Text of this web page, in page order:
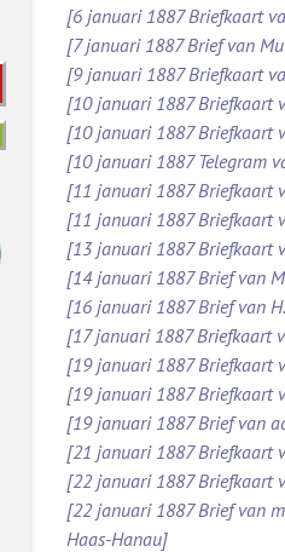
[6 januari 1887 Briefkaart
[7 januari 1887 Brief van
[9 januari 1887 Briefkaart
[10 januari 1887 Briefkaart
[10 januari 1887 Briefkaart
[10 januari 1887 Telegram
[11 januari 1887 Briefkaart
[11 januari 1887 Briefkaart
[13 januari 1887 Briefkaart
[14 januari 1887 Brief van
[16 januari 1887 Brief van
[17 januari 1887 Briefkaart
[19 januari 1887 Briefkaart
[19 januari 1887 Briefkaart
[19 januari 1887 Brief van
[21 januari 1887 Briefkaart
[22 januari 1887 Briefkaart
[22 januari 1887 Brief van
Haas-Hanau]